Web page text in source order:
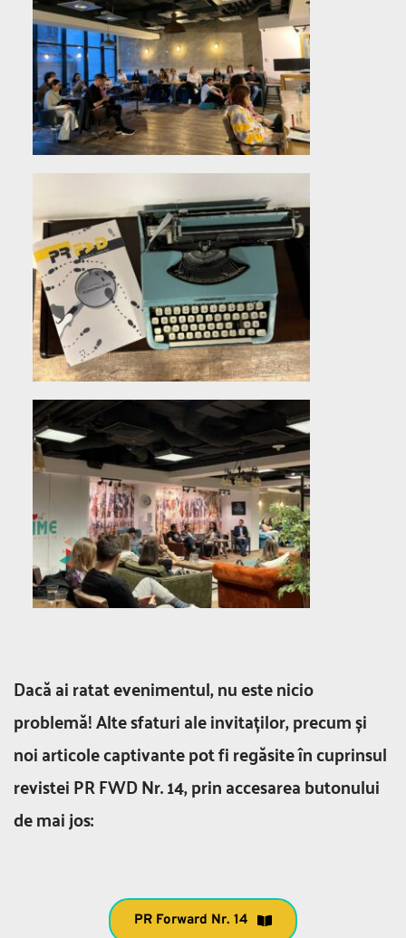
Dacă ai ratat evenimentul, nu este nicio
problemă! Alte sfaturi ale invitaților, precum și
noi articole captivante pot fi regăsite în cuprinsul
revistei PR FWD Nr. 14, prin accesarea butonului
de mai jos:
PR Forward Nr. 14